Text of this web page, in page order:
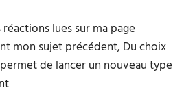
lues sur ma page
mon sujet précédent, Du choix
de lancer un nouveau type